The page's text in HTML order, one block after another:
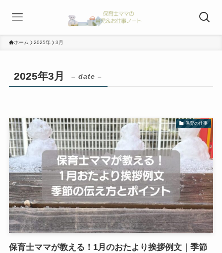
ホーム 2025年 3月
2025年3月 – date –
保育の仕事
保育士ママが教える！1月のおたより挨拶例文｜季節